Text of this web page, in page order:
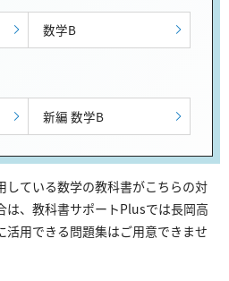
数学B
新編 数学B
している数学の教科書がこちらの対
は、教科書サポートPlusでは長岡高
活用できる問題集はご用意できませ